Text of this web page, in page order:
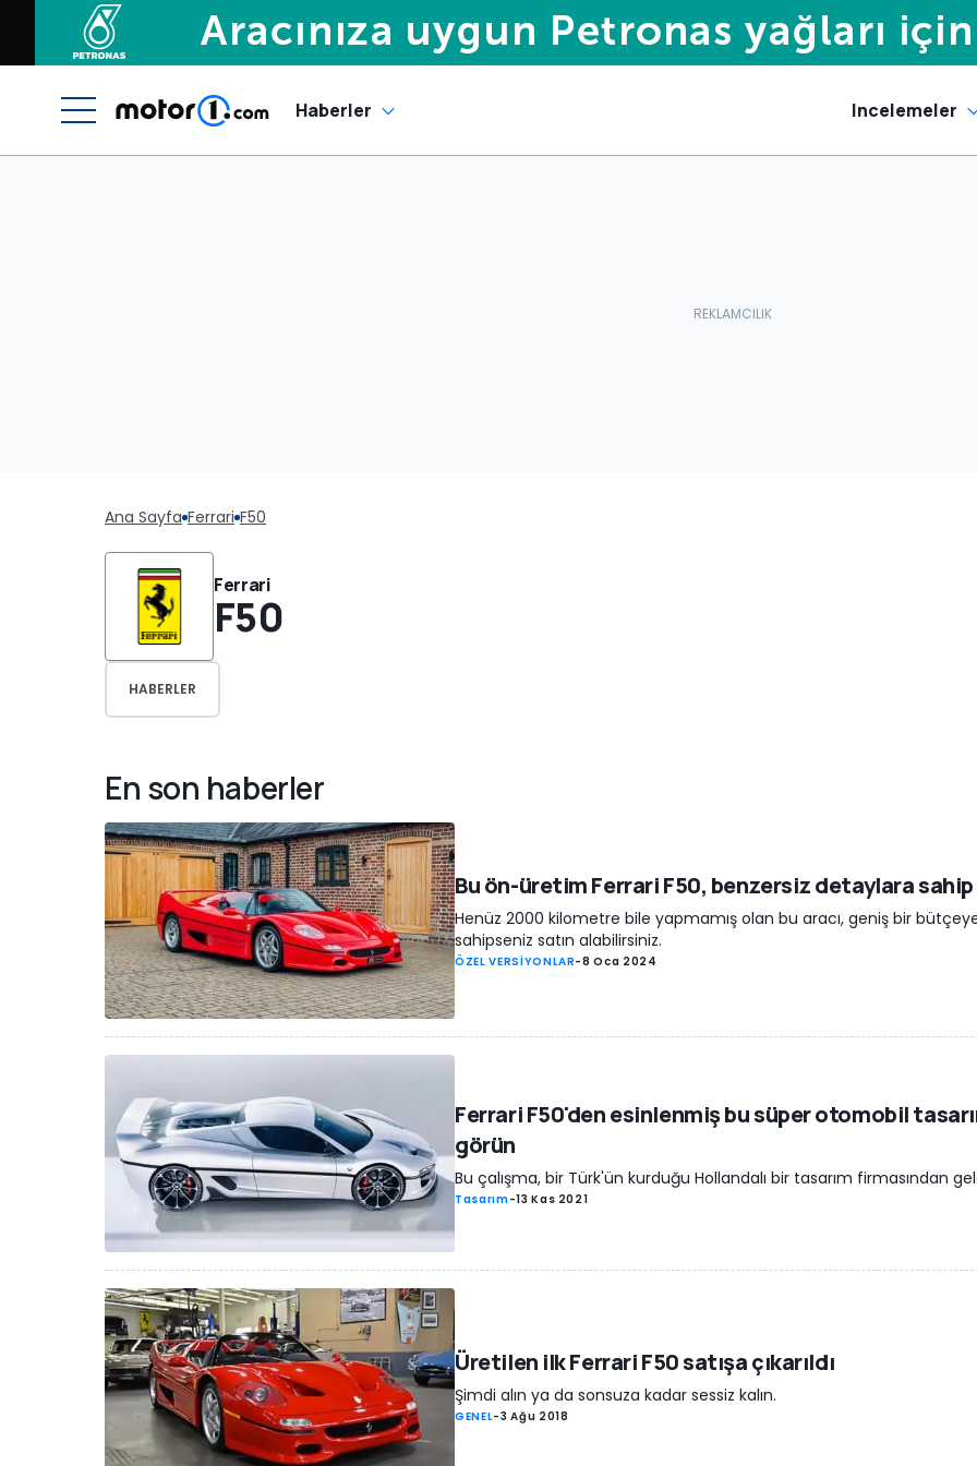
Haberler Incelemeler
Ana Sayfa Ferrari F50
Ferrari
F50
HABERLER
En son haberler
Bu ön-üretim Ferrari F50, benzersiz detaylara sahip
Henüz 2000 kilometre bile yapmamış olan bu aracı, geniş bir
sahipseniz satın alabilirsiniz.
ÖZEL VERSİYONLAR-8 Oca 2024
Ferrari F50'den esinlenmiş bu süper otomobil
görün
Bu çalışma, bir Türk'ün kurduğu Hollandalı bir tasarım firmasından
Tasarım-13 Kas 2021
Üretilen ilk Ferrari F50 satışa çıkarıldı
Şimdi alın ya da sonsuza kadar sessiz kalın.
GENEL-3 Ağu 2018